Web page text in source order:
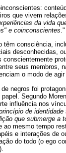
que vivem
da vida
e coinconscientes
consciência,
desconhecidas,
seus membros,
o modo de
negros foi
Segundo
influência nos
de
que submerge a
mesmo tempo
e interações de
do todo (o ego